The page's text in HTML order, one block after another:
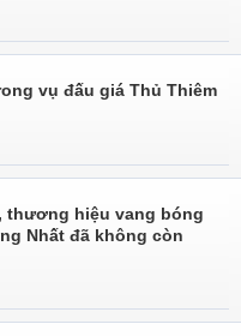
vụ đấu giá Thủ Thiêm
thương hiệu vang bóng
Nhất đã không còn